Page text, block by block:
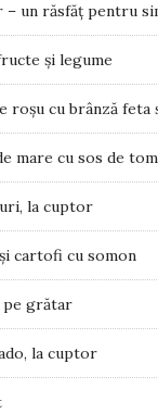
un răsfăț pentru
și legume
roșu cu brânză feta
mare cu sos de
la cuptor
cartofi cu somon
grătar
la cuptor